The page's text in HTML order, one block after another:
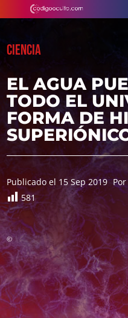
CIENCIA
EL AGUA
TODO EL
FORMA DE
Publicado el 15 Sep 2019 Por
581
©